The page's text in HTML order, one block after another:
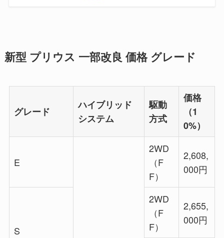
新型 プリウス 一部改良 価格 グレード
グレード
ハイブリッド
システム
駆動
方式
価格
（1
0%）
E
2WD
（F
F）
2,608,
000円
S
2WD
（F
F）
2,655,
000円